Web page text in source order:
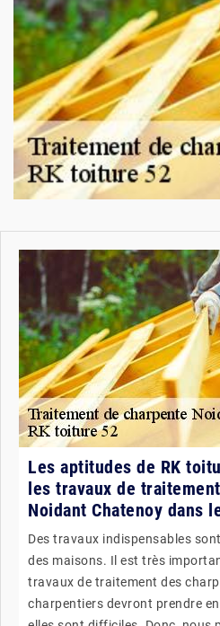
Les aptitudes de RK
les travaux de
Noidant Chatenoy dans
Des travaux indispensables
des maisons. Il est très
travaux de traitement des
charpentiers devront prendre